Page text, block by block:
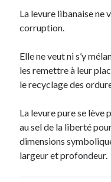
La levure libanaise ne
corruption.
Elle ne veut ni s’y
les remettre à leur
le recyclage des
La levure pure se lève
au sel de la liberté
dimensions
largeur et profondeur.